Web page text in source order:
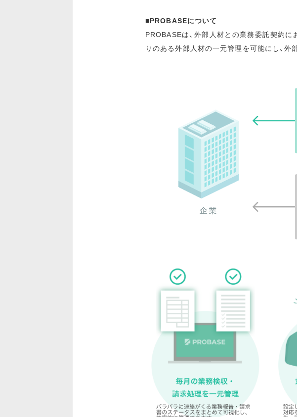
■PROBASEについて
PROBASEは、外部人材との業務委託契約に
りのある外部人材の一元管理を可能にし、